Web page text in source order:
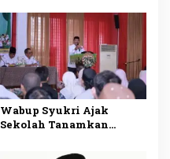
Wabup Syukri Ajak
Sekolah Tanamkan
Lingkungan Demi